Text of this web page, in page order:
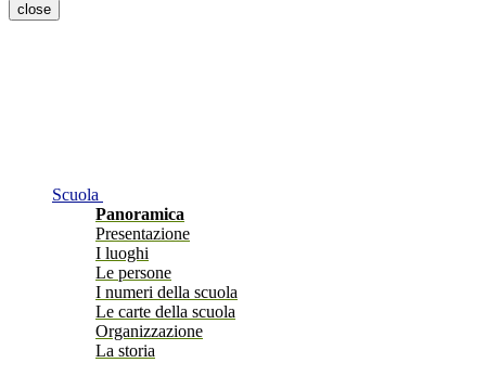
close
Scuola
Panoramica
Presentazione
I luoghi
Le persone
I numeri della scuola
Le carte della scuola
Organizzazione
La storia